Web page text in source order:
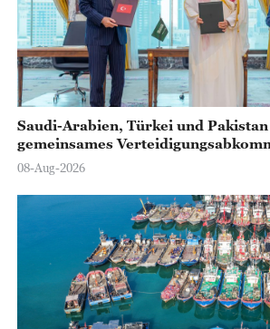
Saudi-Arabien, Türkei und
gemeinsames
08-Aug-2026